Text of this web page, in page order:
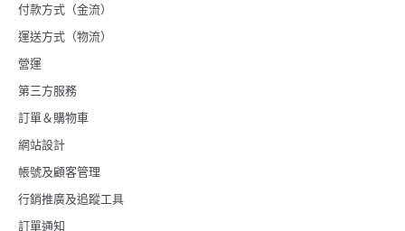
付款方式（金流）
運送方式（物流）
營運
第三方服務
訂單＆購物車
網站設計
帳號及顧客管理
行銷推廣及追蹤工具
訂單通知